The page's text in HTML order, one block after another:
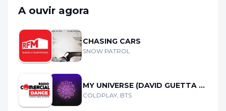
A ouvir agora
CHASING CARS
SNOW PATROL
MY UNIVERSE (DAVID GUETTA REMIX)
COLDPLAY, BTS